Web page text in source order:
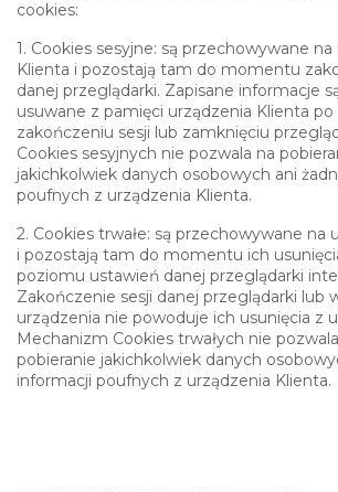
cookies:
1. Cookies sesyjne: są przechowywane
Klienta i pozostają tam do momentu
danej przeglądarki. Zapisane informacje
usuwane z pamięci urządzenia Klienta po
zakończeniu sesji lub zamknięciu
Cookies sesyjnych nie pozwala na
jakichkolwiek danych osobowych ani
poufnych z urządzenia Klienta.
2. Cookies trwałe: są przechowywane na
i pozostają tam do momentu ich
poziomu ustawień danej przeglądarki
Zakończenie sesji danej przeglądarki lub
urządzenia nie powoduje ich usunięcia z
Mechanizm Cookies trwałych nie
pobieranie jakichkolwiek danych
informacji poufnych z urządzenia Klienta.